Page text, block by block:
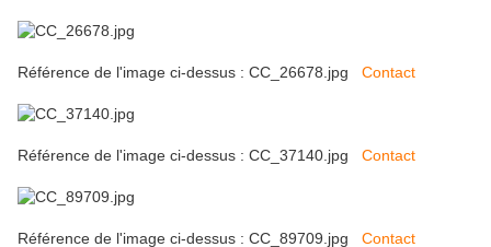
Référence de l'image ci-dessus : CC_26678.jpg Contact
Référence de l'image ci-dessus : CC_37140.jpg Contact
Référence de l'image ci-dessus : CC_89709.jpg Contact